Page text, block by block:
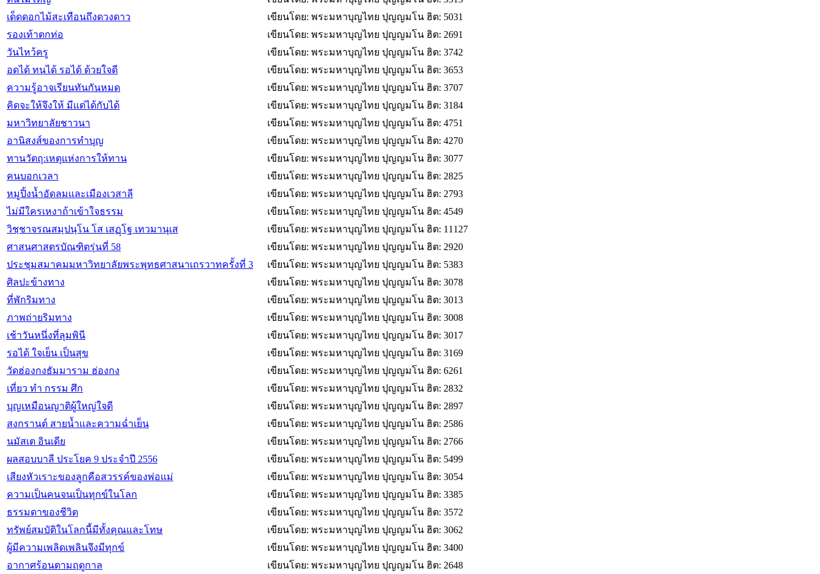
เด็ดดอกไม้สะเทือนถึงดวงดาว
เขียนโดย: พระมหาบุญไทย ปุญญมโน ฮิต: 5031
รองเท้าตกท่อ
เขียนโดย: พระมหาบุญไทย ปุญญมโน ฮิต: 2691
วันไหว้ครู
เขียนโดย: พระมหาบุญไทย ปุญญมโน ฮิต: 3742
อดได้ ทนได้ รอได้ ด้วยใจดี
เขียนโดย: พระมหาบุญไทย ปุญญมโน ฮิต: 3653
ความรู้อาจเรียนทันกันหมด
เขียนโดย: พระมหาบุญไทย ปุญญมโน ฮิต: 3707
คิดจะให้จึงให้ มีแต่ได้กับได้
เขียนโดย: พระมหาบุญไทย ปุญญมโน ฮิต: 3184
มหาวิทยาลัยชาวนา
เขียนโดย: พระมหาบุญไทย ปุญญมโน ฮิต: 4751
อานิสงส์ของการทำบุญ
เขียนโดย: พระมหาบุญไทย ปุญญมโน ฮิต: 4270
ทานวัตถุ:เหตุแห่งการให้ทาน
เขียนโดย: พระมหาบุญไทย ปุญญมโน ฮิต: 3077
คนบอกเวลา
เขียนโดย: พระมหาบุญไทย ปุญญมโน ฮิต: 2825
หมูปิ้งน้ำอัดลมและเมืองเวสาลี
เขียนโดย: พระมหาบุญไทย ปุญญมโน ฮิต: 2793
ไม่มีใครเหงาถ้าเข้าใจธรรม
เขียนโดย: พระมหาบุญไทย ปุญญมโน ฮิต: 4549
วิชฺชาจรณสมฺปนฺโน โส เสฏฺโฐ เทวมานุเส
เขียนโดย: พระมหาบุญไทย ปุญญมโน ฮิต: 11127
ศาสนศาสตรบัณฑิตรุ่นที่ 58
เขียนโดย: พระมหาบุญไทย ปุญญมโน ฮิต: 2920
ประชุมสมาคมมหาวิทยาลัยพระพุทธศาสนาเถรวาทครั้งที่ 3
เขียนโดย: พระมหาบุญไทย ปุญญมโน ฮิต: 5383
ศิลปะข้างทาง
เขียนโดย: พระมหาบุญไทย ปุญญมโน ฮิต: 3078
ที่พักริมทาง
เขียนโดย: พระมหาบุญไทย ปุญญมโน ฮิต: 3013
ภาพถ่ายริมทาง
เขียนโดย: พระมหาบุญไทย ปุญญมโน ฮิต: 3008
เช้าวันหนึ่งที่ลุมพินี
เขียนโดย: พระมหาบุญไทย ปุญญมโน ฮิต: 3017
รอได้ ใจเย็น เป็นสุข
เขียนโดย: พระมหาบุญไทย ปุญญมโน ฮิต: 3169
วัดฮ่องกงธัมมาราม ฮ่องกง
เขียนโดย: พระมหาบุญไทย ปุญญมโน ฮิต: 6261
เที่ยว ทำ กรรม ศึก
เขียนโดย: พระมหาบุญไทย ปุญญมโน ฮิต: 2832
บุญเหมือนญาติผู้ใหญ่ใจดี
เขียนโดย: พระมหาบุญไทย ปุญญมโน ฮิต: 2897
สงกรานต์ สายน้ำและความฉ่ำเย็น
เขียนโดย: พระมหาบุญไทย ปุญญมโน ฮิต: 2586
นมัสเต อินเดีย
เขียนโดย: พระมหาบุญไทย ปุญญมโน ฮิต: 2766
ผลสอบบาลี ประโยค 9 ประจำปี 2556
เขียนโดย: พระมหาบุญไทย ปุญญมโน ฮิต: 5499
เสียงหัวเราะของลูกคือสวรรค์ของพ่อแม่
เขียนโดย: พระมหาบุญไทย ปุญญมโน ฮิต: 3054
ความเป็นคนจนเป็นทุกข์ในโลก
เขียนโดย: พระมหาบุญไทย ปุญญมโน ฮิต: 3385
ธรรมดาของชีวิต
เขียนโดย: พระมหาบุญไทย ปุญญมโน ฮิต: 3572
ทรัพย์สมบัติในโลกนี้มีทั้งคุณและโทษ
เขียนโดย: พระมหาบุญไทย ปุญญมโน ฮิต: 3062
ผู้มีความเพลิดเพลินจึงมีทุกข์
เขียนโดย: พระมหาบุญไทย ปุญญมโน ฮิต: 3400
อากาศร้อนตามฤดูกาล
เขียนโดย: พระมหาบุญไทย ปุญญมโน ฮิต: 2648